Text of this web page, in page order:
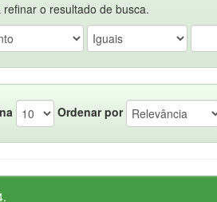
o resultado de busca.
Ordenar por